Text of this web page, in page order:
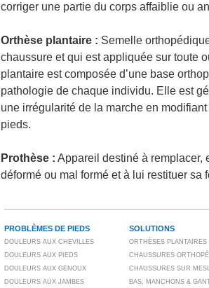
corriger une partie du corps affaiblie ou
Orthèse plantaire : Semelle
chaussure et qui est appliquée sur toute
plantaire est composée d’une base
pathologie de chaque individu. Elle est
une irrégularité de la marche en
pieds.
Prothèse : Appareil destiné à remplacer,
déformé ou mal formé et à lui restituer sa
PROBLÈMES DE PIEDS
DOULEURS AUX CHEVILLES
DOULEURS AUX PIEDS
DOULEURS AUX GENOUX
DOULEURS AUX JAMBES
SOLUTIONS
ORTHÈSES PLANTAIRES
CHAUSSURES
CHAUSSURES SUR
BAS, MANCHONS &